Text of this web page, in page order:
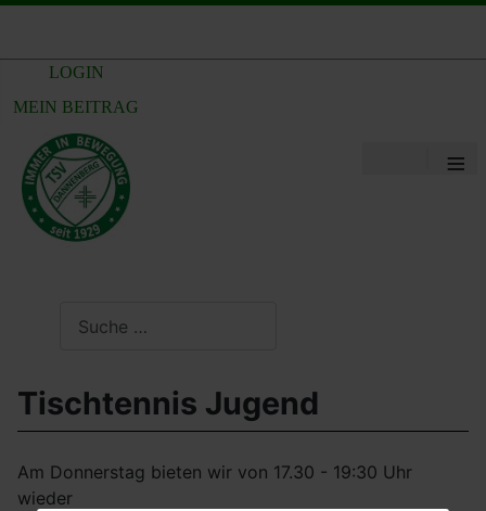
LOGIN
MEIN BEITRAG
≡
Tischtennis Jugend
Am Donnerstag bieten wir von 17.30 - 19:30 Uhr
wieder